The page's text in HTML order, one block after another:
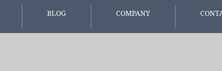
BLOG
COMPANY